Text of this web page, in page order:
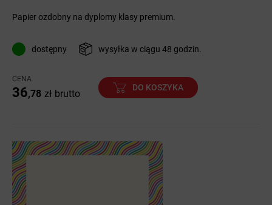
Papier ozdobny na dyplomy klasy premium.
dostępny wysyłka w ciągu 48 godzin.
CENA
36,78 zł brutto
DO KOSZYKA